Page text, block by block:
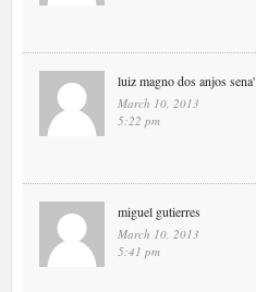
luiz magno dos anjos sena'
March 10, 2013
5:22 pm
miguel gutierres
March 10, 2013
5:41 pm